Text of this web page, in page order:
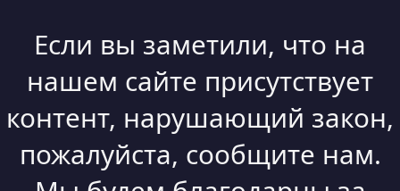
Если вы заметили, что на
нашем сайте присутствует
контент, нарушающий закон,
пожалуйста, сообщите нам.